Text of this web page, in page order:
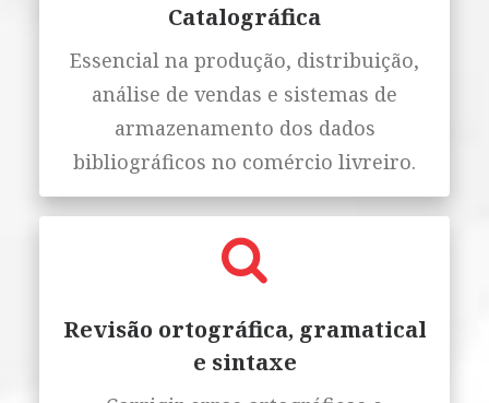
Catalográfica
Essencial na produção, distribuição,
análise de vendas e sistemas de
armazenamento dos dados
bibliográficos no comércio livreiro.
Revisão ortográfica, gramatical
e sintaxe